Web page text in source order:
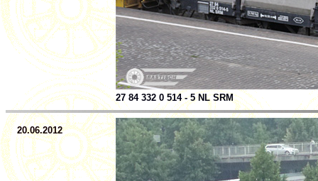
27 84 332 0 514 - 5 NL SRM
20.06.2012